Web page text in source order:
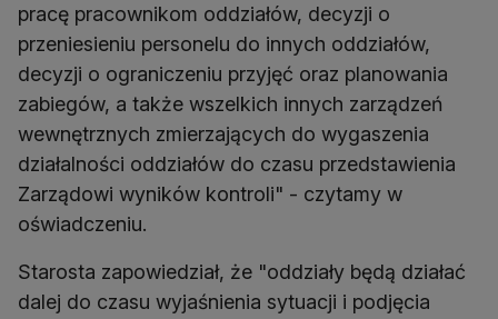
pracę pracownikom oddziałów, decyzji o
przeniesieniu personelu do innych oddziałów,
decyzji o ograniczeniu przyjęć oraz planowania
zabiegów, a także wszelkich innych zarządzeń
wewnętrznych zmierzających do wygaszenia
działalności oddziałów do czasu przedstawienia
Zarządowi wyników kontroli" - czytamy w
oświadczeniu.
Starosta zapowiedział, że "oddziały będą działać
dalej do czasu wyjaśnienia sytuacji i podjęcia